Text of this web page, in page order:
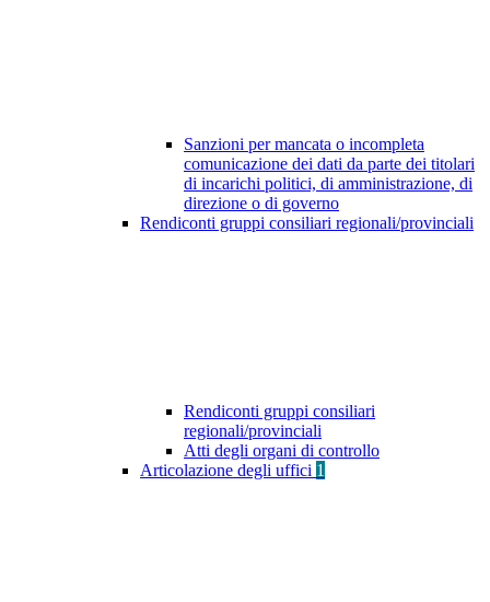
Sanzioni per mancata o incompleta
comunicazione dei dati da parte dei titolari
di incarichi politici, di amministrazione, di
direzione o di governo
Rendiconti gruppi consiliari regionali/provinciali
Rendiconti gruppi consiliari
regionali/provinciali
Atti degli organi di controllo
Articolazione degli uffici 1